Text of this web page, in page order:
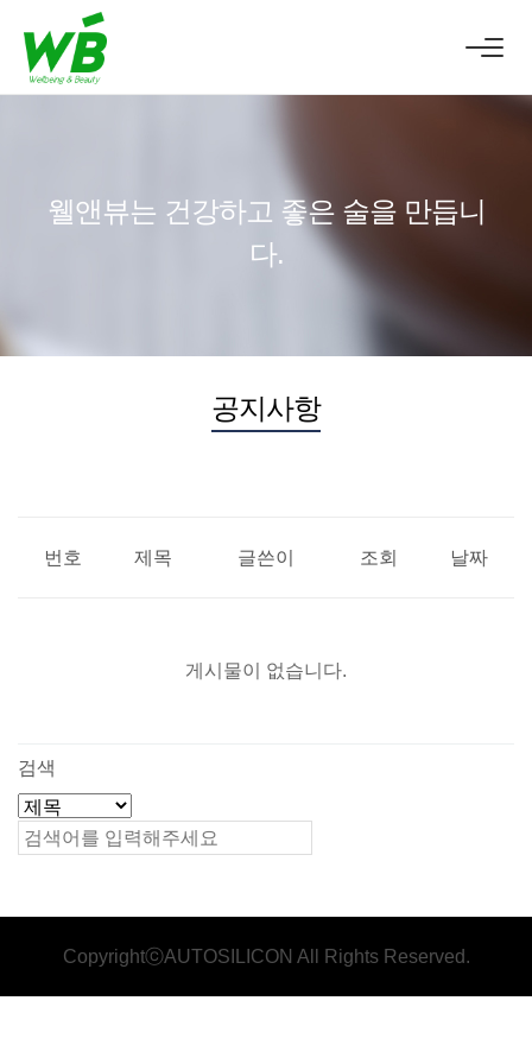
웰앤뷰는 건강하고 좋은 술을 만듭니
다.
공지사항
번호 제목 글쓴이 조회 날짜
게시물이 없습니다.
검색
CopyrightⓒAUTOSILICON All Rights Reserved.